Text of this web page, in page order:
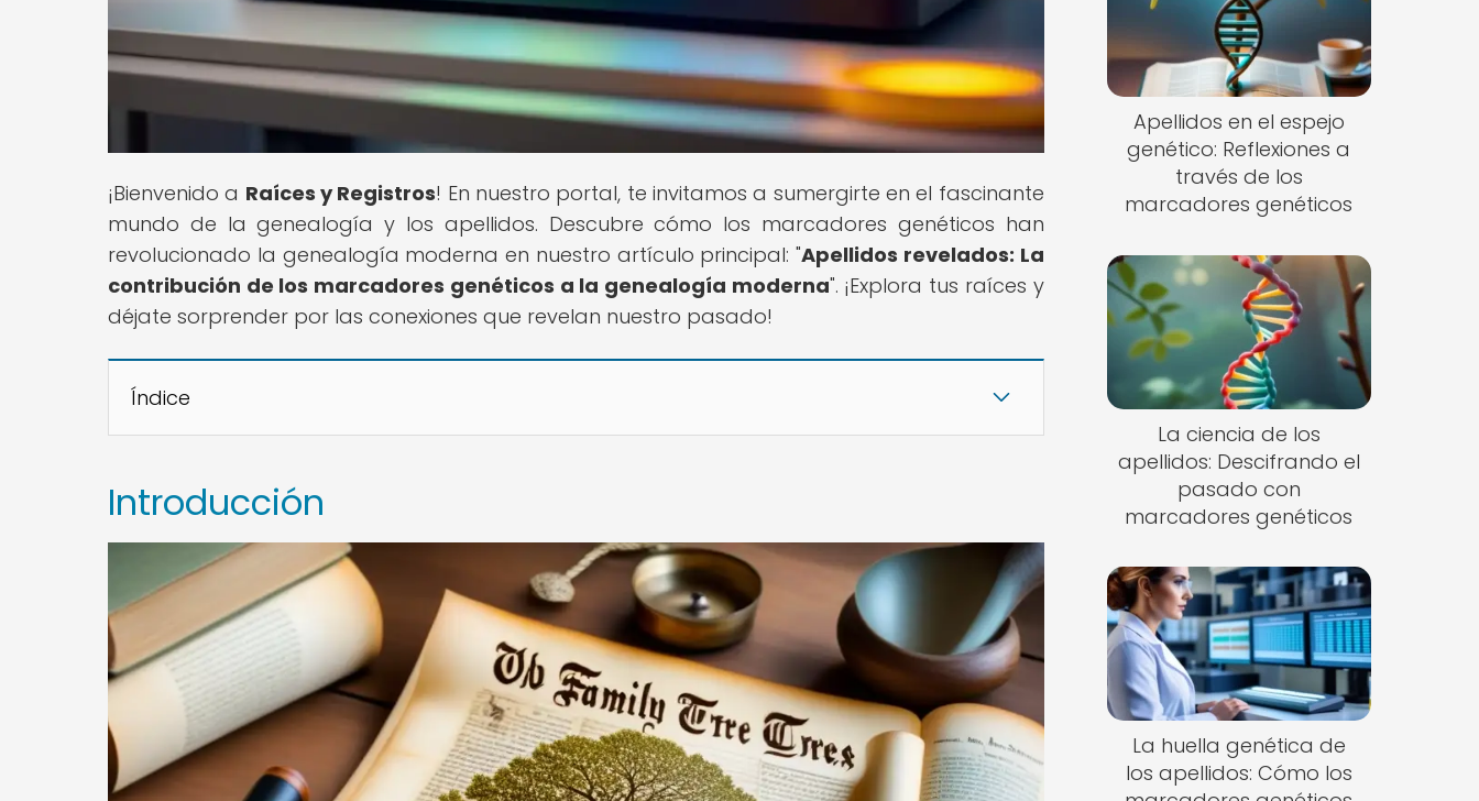
¡Bienvenido a Raíces y Registros! En nuestro portal, te invitamos a sumergirte en el fascinante
mundo de la genealogía y los apellidos. Descubre cómo los marcadores genéticos han
revolucionado la genealogía moderna en nuestro artículo principal: "Apellidos revelados: La
contribución de los marcadores genéticos a la genealogía moderna". ¡Explora tus raíces y
déjate sorprender por las conexiones que revelan nuestro pasado!
Índice
Introducción
Apellidos en el espejo
genético: Reflexiones a
través de los
marcadores genéticos
La ciencia de los
apellidos: Descifrando el
pasado con
marcadores genéticos
La huella genética de
los apellidos: Cómo los